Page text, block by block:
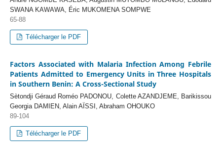
SWANA KAWAWA, Éric MUKOMENA SOMPWE
65-88
Télécharger le PDF
Factors Associated with Malaria Infection Among Febrile
Patients Admitted to Emergency Units in Three Hospitals
in Southern Benin: A Cross-Sectional Study
Sètondji Géraud Roméo PADONOU, Colette AZANDJEME, Barikissou
Georgia DAMIEN, Alain AÏSSI, Abraham OHOUKO
89-104
Télécharger le PDF